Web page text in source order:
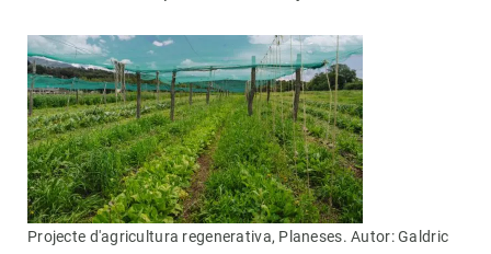
Projecte d'agricultura regenerativa, Planeses. Autor: Galdric